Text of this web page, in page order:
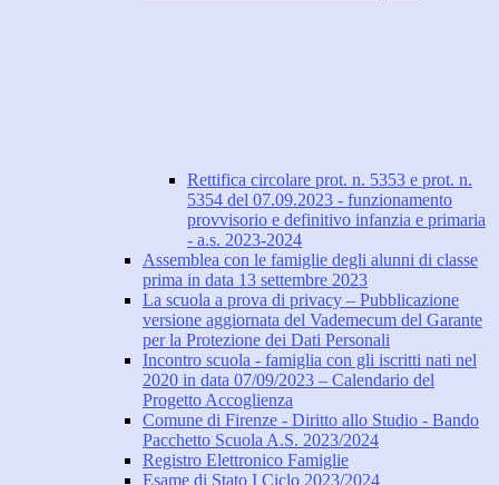
Rettifica circolare prot. n. 5353 e prot. n.
5354 del 07.09.2023 - funzionamento
provvisorio e definitivo infanzia e primaria
- a.s. 2023-2024
Assemblea con le famiglie degli alunni di classe
prima in data 13 settembre 2023
La scuola a prova di privacy – Pubblicazione
versione aggiornata del Vademecum del Garante
per la Protezione dei Dati Personali
Incontro scuola - famiglia con gli iscritti nati nel
2020 in data 07/09/2023 – Calendario del
Progetto Accoglienza
Comune di Firenze - Diritto allo Studio - Bando
Pacchetto Scuola A.S. 2023/2024
Registro Elettronico Famiglie
Esame di Stato I Ciclo 2023/2024